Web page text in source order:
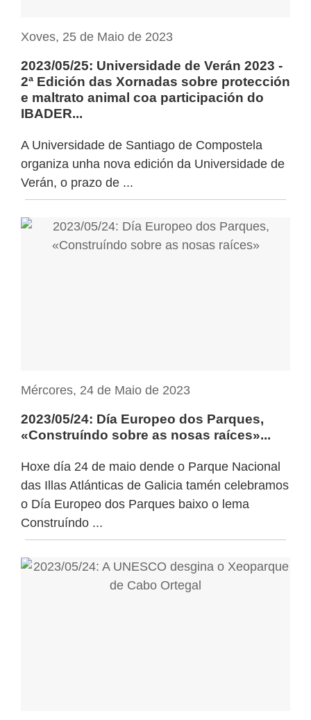
Xoves, 25 de Maio de 2023
2023/05/25: Universidade de Verán 2023 -
2ª Edición das Xornadas sobre protección
e maltrato animal coa participación do
IBADER...
A Universidade de Santiago de Compostela
organiza unha nova edición da Universidade de
Verán, o prazo de ...
Mércores, 24 de Maio de 2023
2023/05/24: Día Europeo dos Parques,
«Construíndo sobre as nosas raíces»...
Hoxe día 24 de maio dende o Parque Nacional
das Illas Atlánticas de Galicia tamén celebramos
o Día Europeo dos Parques baixo o lema
Construíndo ...